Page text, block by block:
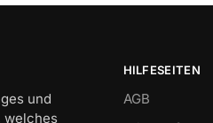
und
welches
HILFESEITEN
AGB